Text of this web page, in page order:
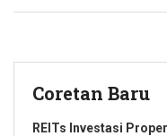
Coretan Baru
REITs Investasi